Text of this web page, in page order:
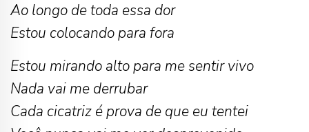
Ao longo de toda essa dor
Estou colocando para fora
Estou mirando alto para me sentir vivo
Nada vai me derrubar
Cada cicatriz é prova de que eu tentei